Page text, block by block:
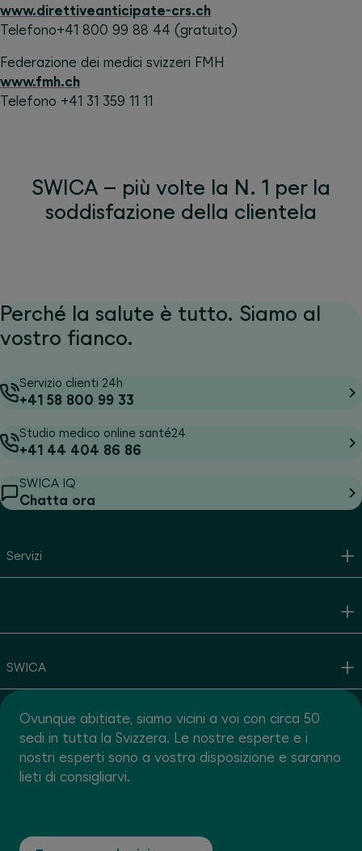
www.direttiveanticipate-crs.ch
Telefono+41 800 99 88 44 (gratuito)
Federazione dei medici svizzeri FMH
www.fmh.ch
Telefono +41 31 359 11 11
SWICA – più volte la N. 1 per la
soddisfazione della clientela
Perché la salute è tutto. Siamo al
vostro fianco.
Servizio clienti 24h
+41 58 800 99 33
Studio medico online santé24
+41 44 404 86 86
SWICA IQ
Chatta ora
Servizi
SWICA
Ovunque abitiate, siamo vicini a voi con circa 50
sedi in tutta la Svizzera. Le nostre esperte e i
nostri esperti sono a vostra disposizione e saranno
lieti di consigliarvi.